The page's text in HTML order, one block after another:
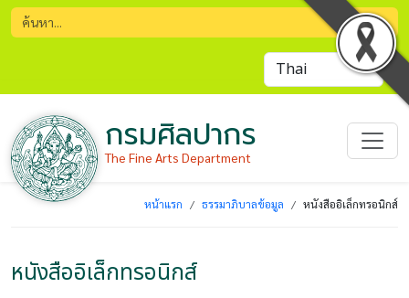
กรมศิลปากร
The Fine Arts Department
หน้าแรก ธรรมาภิบาลข้อมูล หนังสืออิเล็กทรอนิกส์
หนังสืออิเล็กทรอนิกส์